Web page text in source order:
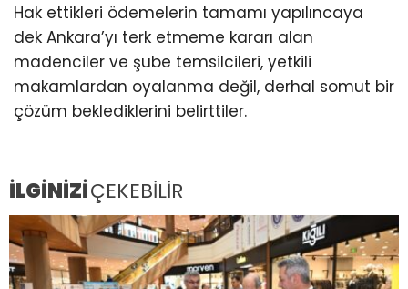
Hak ettikleri ödemelerin tamamı yapılıncaya
dek Ankara’yı terk etmeme kararı alan
madenciler ve şube temsilcileri, yetkili
makamlardan oyalanma değil, derhal somut bir
çözüm beklediklerini belirttiler.
İLGİNİZİÇEKEBİLİR